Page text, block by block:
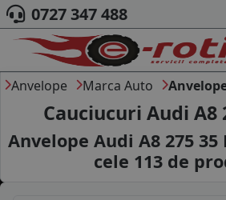
ACASA
DESPRE NOI
ANVELOPE
AUTO
CAMION
MOTO
0727 347 488
Anvelope Marca Auto
Cauciucuri Audi A8
Anvelope Audi A8 275 35
cele 113 de